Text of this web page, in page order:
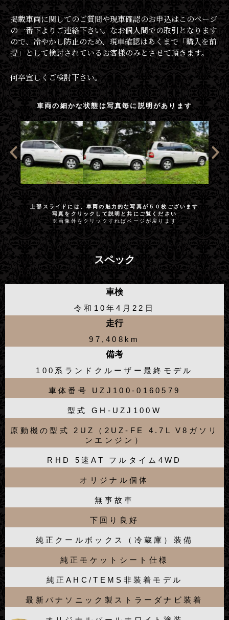
掲載車両に関してのご質問や現車確認のお申込はこのページ
の一番下よりご連絡下さい。なお個人間での取引となります
ので、冷やかし防止のため、現車確認はあくまで「購入を前
提」として検討されているお客様のみとさせて頂きます。
何卒宜しくご検討下さい。
車両の細かな状態は写真毎に説明があります
上部スライドには、車両の魅力的な写真が５０枚ございます
写真をクリックして説明と共にご覧ください
※画像外をクリックすればページが戻ります
スペック
車検
令和10年4月22日
走行
97,408km
備考
100系ランドクルーザー最終モデル
車体番号 UZJ100-0160579
型式 GH-UZJ100W
原動機の型式 2UZ（2UZ-FE 4.7L V8ガソリ
ンエンジン）
RHD 5速AT フルタイム4WD
オリジナル個体
無事故車
下回り良好
純正クールボックス（冷蔵庫）装備
純正モケットシート仕様
純正AHC/TEMS非装着モデル
最新パナソニック製ストラーダナビ装着